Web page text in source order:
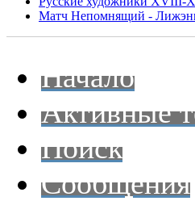
Матч Непомнящий -
Начало
Активные
Поиск
Сообщения